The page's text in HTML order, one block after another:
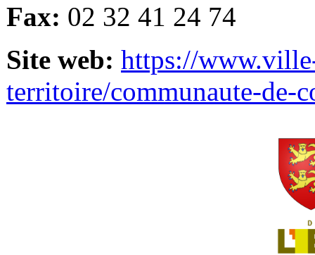
Fax: 02 32 41 24 74
Site web: https://
territoire/communaute-de-